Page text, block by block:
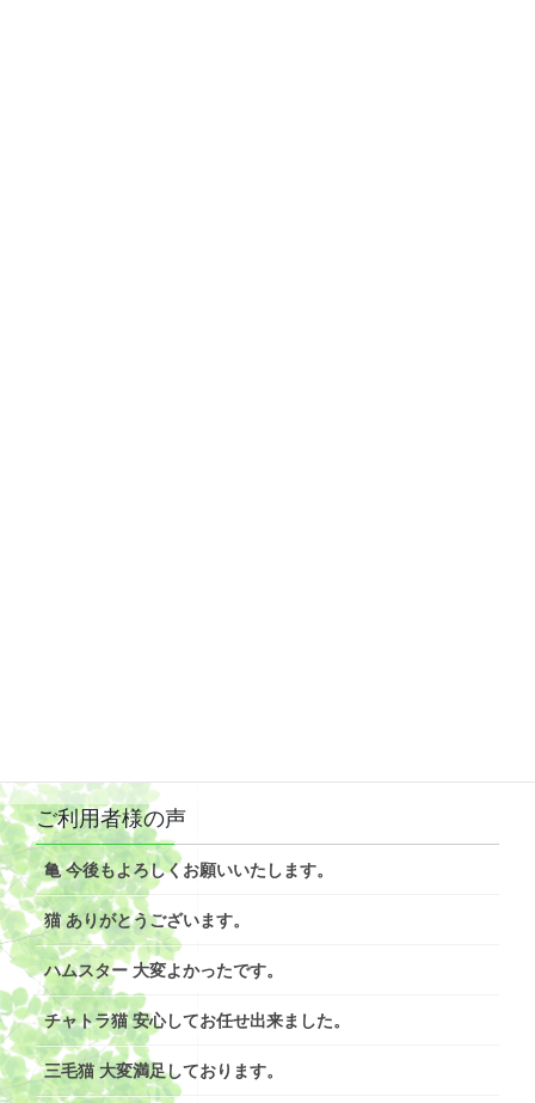
ご利用者様の声
亀 今後もよろしくお願いいたします。
猫 ありがとうございます。
ハムスター 大変よかったです。
チャトラ猫 安心してお任せ出来ました。
三毛猫 大変満足しております。